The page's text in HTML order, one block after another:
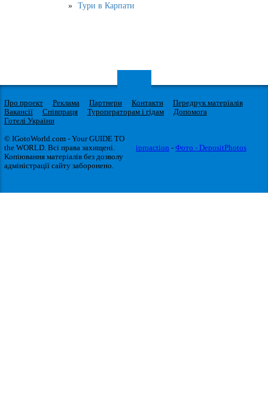
Тури в Карпати
Про проект Реклама Партнери Контакти
Передрук матеріалів
Вакансії
Співпраця Туроператорам і гідам
Допомога
Готелі України
© IGotoWorld.com - Your GUIDE TO
the WORLD. Всі права захищені.
Копіювання матеріалів без дозволу
адміністрації сайту заборонено.
iproaction - Фото - DepositPhotos